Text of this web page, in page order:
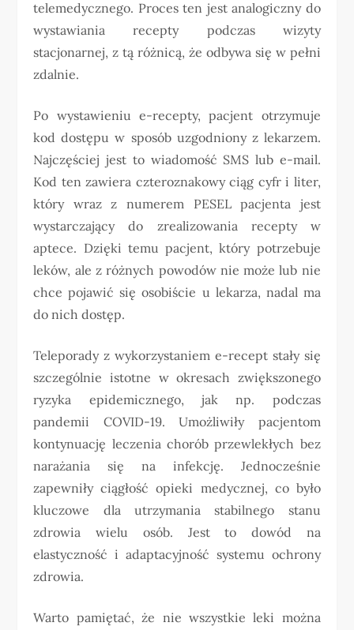
telemedycznego. Proces ten jest analogiczny do
wystawiania recepty podczas wizyty
stacjonarnej, z tą różnicą, że odbywa się w pełni
zdalnie.
Po wystawieniu e-recepty, pacjent otrzymuje
kod dostępu w sposób uzgodniony z lekarzem.
Najczęściej jest to wiadomość SMS lub e-mail.
Kod ten zawiera czteroznakowy ciąg cyfr i liter,
który wraz z numerem PESEL pacjenta jest
wystarczający do zrealizowania recepty w
aptece. Dzięki temu pacjent, który potrzebuje
leków, ale z różnych powodów nie może lub nie
chce pojawić się osobiście u lekarza, nadal ma
do nich dostęp.
Teleporady z wykorzystaniem e-recept stały się
szczególnie istotne w okresach zwiększonego
ryzyka epidemicznego, jak np. podczas
pandemii COVID-19. Umożliwiły pacjentom
kontynuację leczenia chorób przewlekłych bez
narażania się na infekcję. Jednocześnie
zapewniły ciągłość opieki medycznej, co było
kluczowe dla utrzymania stabilnego stanu
zdrowia wielu osób. Jest to dowód na
elastyczność i adaptacyjność systemu ochrony
zdrowia.
Warto pamiętać, że nie wszystkie leki można